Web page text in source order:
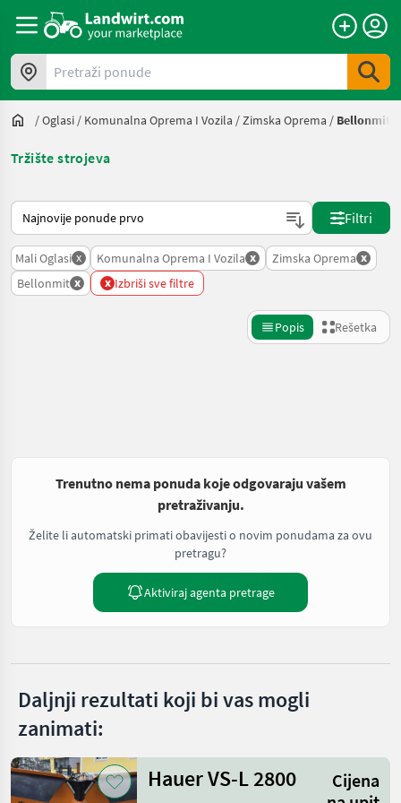
Pretraži ponude
/Oglasi / Komunalna Oprema I Vozila /Zimska Oprema / Bellonmit
Tržište strojeva
Tako se sortira na Landwirt.com
Filtri
Mali Oglasi x Komunalna Oprema I Vozila x Zimska Oprema x
Bellonmit x x Izbriši sve filtre
Popis Rešetka
Trenutno nema ponuda koje odgovaraju vašem
pretraživanju.
Želite li automatski primati obavijesti o novim ponudama za ovu
pretragu?
Aktiviraj agenta pretrage
Daljnji rezultati koji bi vas mogli
zanimati:
Hauer VS-L 2800
Cijena